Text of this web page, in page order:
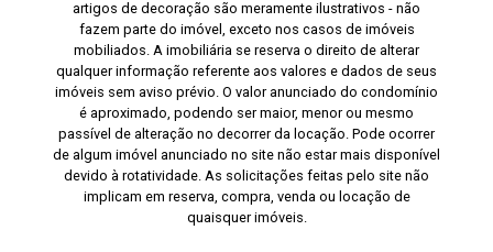
artigos de decoração são meramente ilustrativos - não
fazem parte do imóvel, exceto nos casos de imóveis
mobiliados. A imobiliária se reserva o direito de alterar
qualquer informação referente aos valores e dados de seus
imóveis sem aviso prévio. O valor anunciado do condomínio
é aproximado, podendo ser maior, menor ou mesmo
passível de alteração no decorrer da locação. Pode ocorrer
de algum imóvel anunciado no site não estar mais disponível
devido à rotatividade. As solicitações feitas pelo site não
implicam em reserva, compra, venda ou locação de
quaisquer imóveis.